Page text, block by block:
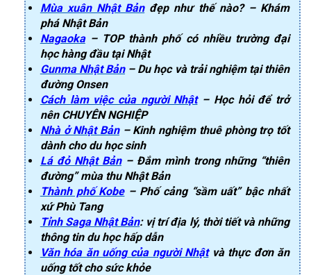
Mùa xuân Nhật Bảnđẹp như thế nào? – Khám
phá Nhật Bản
Nagaoka– TOP thành phố có nhiều trường đại
học hàng đầu tại Nhật
Gunma Nhật Bản– Du học và trải nghiệm tại thiên
đường Onsen
Cách làm việc của người Nhật– Học hỏi để trở
nên CHUYÊN NGHIỆP
Nhà ở Nhật Bản– Kinh nghiệm thuê phòng trọ tốt
dành cho du học sinh
Lá đỏ Nhật Bản– Đắm mình trong những “thiên
đường” mùa thu Nhật Bản
Thành phố Kobe– Phố cảng “sầm uất” bậc nhất
xứ Phù Tang
Tỉnh Saga Nhật Bản: vị trí địa lý, thời tiết và những
thông tin du học hấp dẫn
Văn hóa ăn uống của người Nhậtvà thực đơn ăn
uống tốt cho sức khỏe